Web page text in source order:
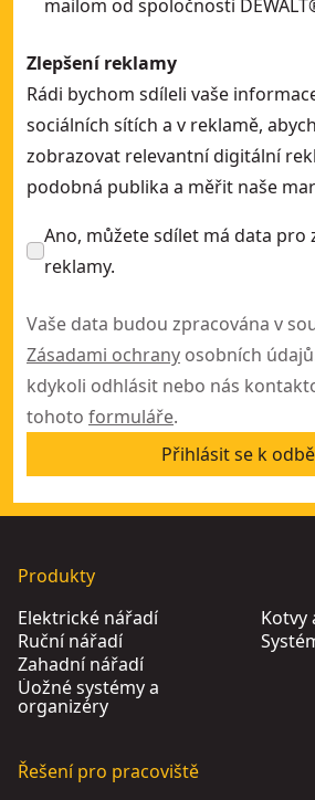
mailom od spoločnosti
Zlepšení reklamy
Rádi bychom sdíleli vaše
sociálních sítích a v reklamě,
zobrazovat relevantní digitální
podobná publika a měřit naše
Ano, můžete sdílet má data pro
reklamy.
Vaše data budou zpracována v
Zásadami ochrany osobních
kdykoli odhlásit nebo nás
tohoto formuláře.
Přihlásit se k
Produkty
Elektrické nářadí
Ruční nářadí
Zahadní nářadí
Úožné systémy a
organizéry
Kotvy
Řešení pro pracoviště